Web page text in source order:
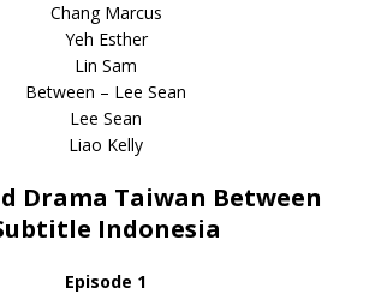
Chang Marcus
Yeh Esther
Lin Sam
Between – Lee Sean
Lee Sean
Liao Kelly
Drama Taiwan Between
Indonesia
Episode 1